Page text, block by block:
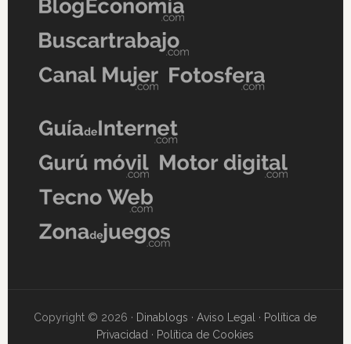
Copyright © 2026 · Dinablogs ·Aviso Legal · Política de
Privacidad · Política de Cookies